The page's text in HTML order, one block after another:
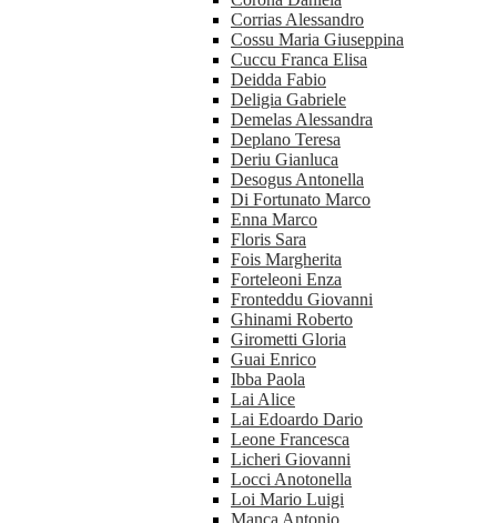
Corrias Alessandro
Cossu Maria Giuseppina
Cuccu Franca Elisa
Deidda Fabio
Deligia Gabriele
Demelas Alessandra
Deplano Teresa
Deriu Gianluca
Desogus Antonella
Di Fortunato Marco
Enna Marco
Floris Sara
Fois Margherita
Forteleoni Enza
Fronteddu Giovanni
Ghinami Roberto
Girometti Gloria
Guai Enrico
Ibba Paola
Lai Alice
Lai Edoardo Dario
Leone Francesca
Licheri Giovanni
Locci Anotonella
Loi Mario Luigi